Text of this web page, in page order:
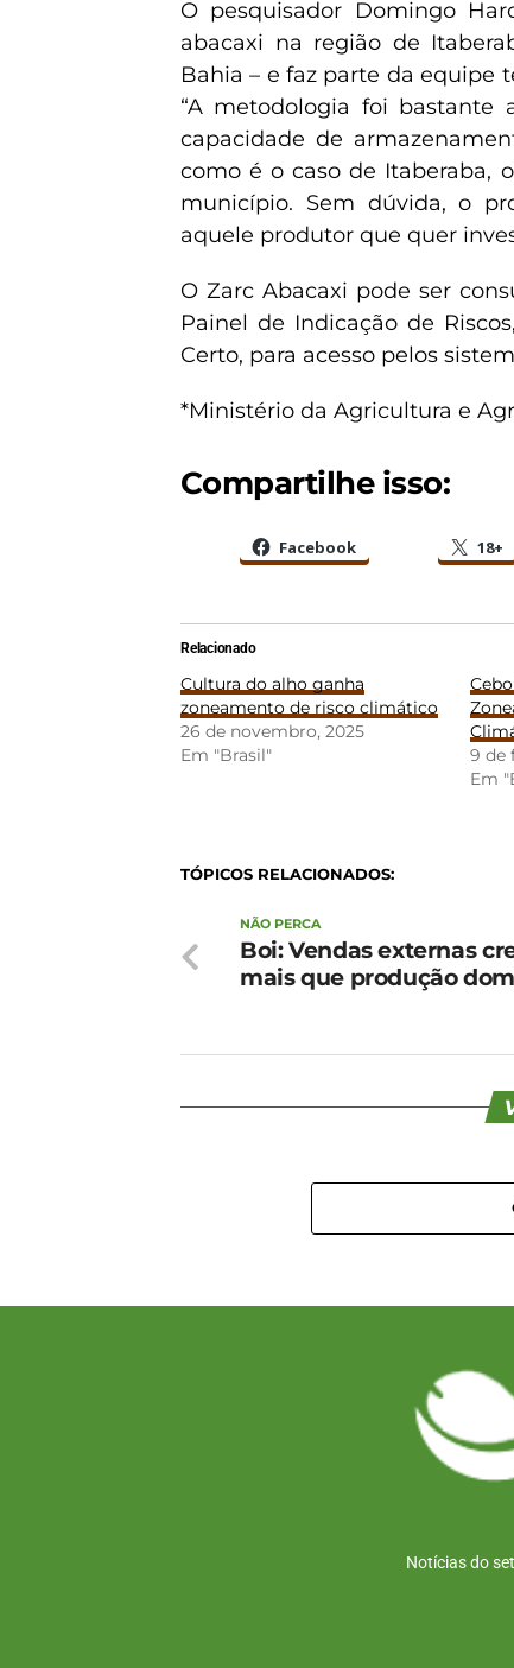
O pesquisador Domingo
abacaxi na região de
Bahia – e faz parte da equipe
“A metodologia foi bastante
capacidade de
como é o caso de Itaberaba,
município. Sem dúvida, o
aquele produtor que quer
O Zarc Abacaxi pode ser
Painel de Indicação de
Certo, para acesso pelos
*Ministério da Agricultura e
Compartilhe isso:
Facebook 18+
Relacionado
Cultura do alho ganha
zoneamento de risco climático
26 de novembro, 2025
Em "Brasil"
9 de
Em
TÓPICOS RELACIONADOS:
NÃO PERCA
Boi: Vendas externas
mais que produção
Notícias do